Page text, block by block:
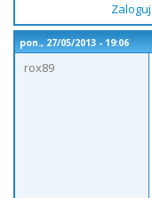
pon., 27/05/2013 - 19:06
rox89